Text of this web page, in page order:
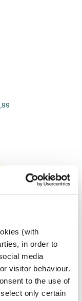
(with
in order to
media
visitor behaviour.
to the use of
only certain
Sterile